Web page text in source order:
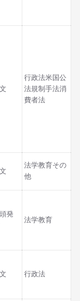
行政法米国公
法規制手法消
費者法
法学教育その
他
発
法学教育
行政法